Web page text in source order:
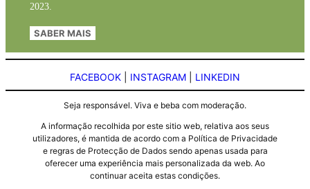
2023.
SABER MAIS
FACEBOOK INSTAGRAM LINKEDIN
Seja responsável. Viva e beba com moderação.
A informação recolhida por este sitio web, relativa aos seus
utilizadores, é mantida de acordo com a Política de Privacidade
e regras de Protecção de Dados sendo apenas usada para
oferecer uma experiência mais personalizada da web. Ao
continuar aceita estas condições.